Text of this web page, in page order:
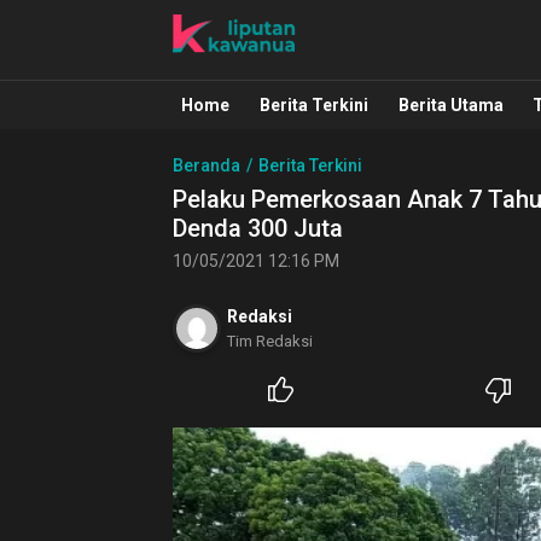
Liputan Kawanua
Berita Manado, Sulawesi Utara,
Home Berita Terkini Berita Utama
Beranda Berita Terkini
Pelaku Pemerkosaan Anak 7
Denda 300 Juta
10/05/2021 12:16 PM
Redaksi
Tim Redaksi